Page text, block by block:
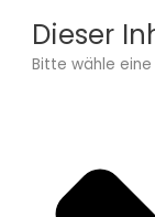
Dieser
Bitte wähle